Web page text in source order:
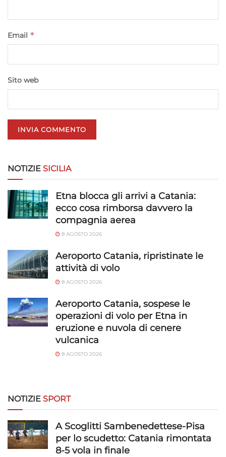
Salvare e comunicare le scelte sulla
privacy.
Email *
Sito web
NOTIZIE SICILIA
Etna blocca gli arrivi a Catania:
ecco cosa rimborsa davvero la
compagnia aerea
8 AGOSTO 2026
Aeroporto Catania, ripristinate le
attività di volo
8 AGOSTO 2026
Aeroporto Catania, sospese le
operazioni di volo per Etna in
eruzione e nuvola di cenere
vulcanica
8 AGOSTO 2026
NOTIZIE SPORT
A Scoglitti Sambenedettese-Pisa
per lo scudetto: Catania rimontata
8-5 vola in finale